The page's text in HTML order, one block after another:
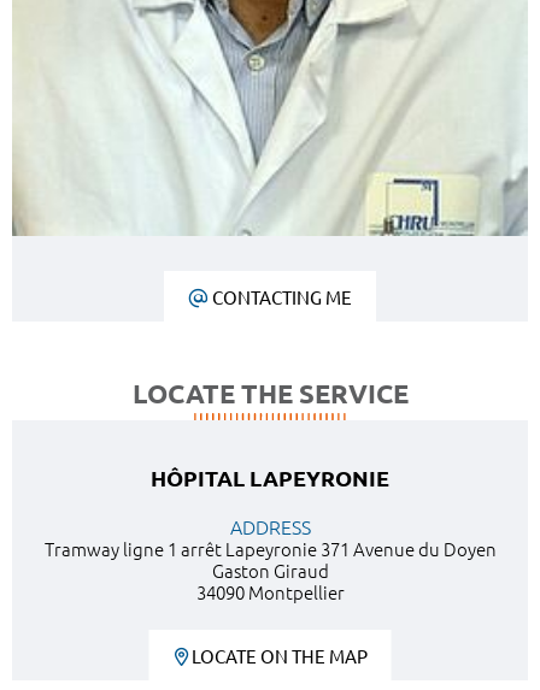
CONTACTING ME
LOCATE THE SERVICE
HÔPITAL LAPEYRONIE
ADDRESS
Tramway ligne 1 arrêt Lapeyronie 371 Avenue du Doyen
Gaston Giraud
34090 Montpellier
LOCATE ON THE MAP